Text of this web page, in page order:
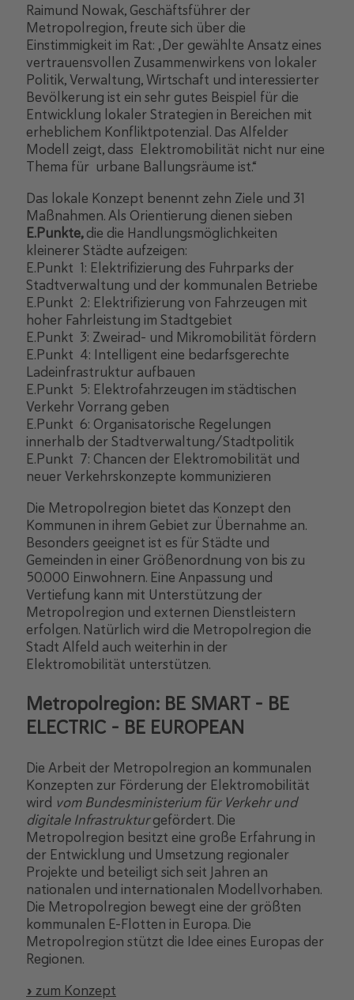
Raimund Nowak, Geschäftsführer der
Metropolregion, freute sich über die
Einstimmigkeit im Rat: „Der gewählte Ansatz eines
vertrauensvollen Zusammenwirkens von lokaler
Politik, Verwaltung, Wirtschaft und interessierter
Bevölkerung ist ein sehr gutes Beispiel für die
Entwicklung lokaler Strategien in Bereichen mit
erheblichem Konfliktpotenzial. Das Alfelder
Modell zeigt, dass Elektromobilität nicht nur eine
Thema für urbane Ballungsräume ist.“
Das lokale Konzept benennt zehn Ziele und 31
Maßnahmen. Als Orientierung dienen sieben
E.Punkte,die die Handlungsmöglichkeiten
kleinerer Städte aufzeigen:
E.Punkt 1: Elektrifizierung des Fuhrparks der
Stadtverwaltung und der kommunalen Betriebe
E.Punkt 2: Elektrifizierung von Fahrzeugen mit
hoher Fahrleistung im Stadtgebiet
E.Punkt 3: Zweirad- und Mikromobilität fördern
E.Punkt 4: Intelligent eine bedarfsgerechte
Ladeinfrastruktur aufbauen
E.Punkt 5: Elektrofahrzeugen im städtischen
Verkehr Vorrang geben
E.Punkt 6: Organisatorische Regelungen
innerhalb der Stadtverwaltung/Stadtpolitik
E.Punkt 7: Chancen der Elektromobilität und
neuer Verkehrskonzepte kommunizieren
Die Metropolregion bietet das Konzept den
Kommunen in ihrem Gebiet zur Übernahme an.
Besonders geeignet ist es für Städte und
Gemeinden in einer Größenordnung von bis zu
50.000 Einwohnern. Eine Anpassung und
Vertiefung kann mit Unterstützung der
Metropolregion und externen Dienstleistern
erfolgen. Natürlich wird die Metropolregion die
Stadt Alfeld auch weiterhin in der
Elektromobilität unterstützen.
Metropolregion: BE SMART – BE
ELECTRIC – BE EUROPEAN
Die Arbeit der Metropolregion an kommunalen
Konzepten zur Förderung der Elektromobilität
wird vom Bundesministerium für Verkehr und
digitale Infrastrukturgefördert. Die
Metropolregion besitzt eine große Erfahrung in
der Entwicklung und Umsetzung regionaler
Projekte und beteiligt sich seit Jahren an
nationalen und internationalen Modellvorhaben.
Die Metropolregion bewegt eine der größten
kommunalen E-Flotten in Europa. Die
Metropolregion stützt die Idee eines Europas der
Regionen.
» zum Konzept